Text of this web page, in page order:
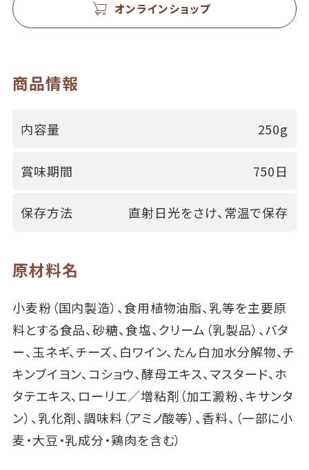
オンラインショップ
商品情報
内容量 250g
賞味期間 750日
保存方法 直射日光をさけ、常温で保存
原材料名
小麦粉（国内製造）、食用植物油脂、乳等を主要原
料とする食品、砂糖、食塩、クリーム（乳製品）、バタ
ー、玉ネギ、チーズ、白ワイン、たん白加水分解物、チ
キンブイヨン、コショウ、酵母エキス、マスタード、ホ
タテエキス、ローリエ／増粘剤（加工澱粉、キサンタ
ン）、乳化剤、調味料（アミノ酸等）、香料、（一部に小
麦・大豆・乳成分・鶏肉を含む）